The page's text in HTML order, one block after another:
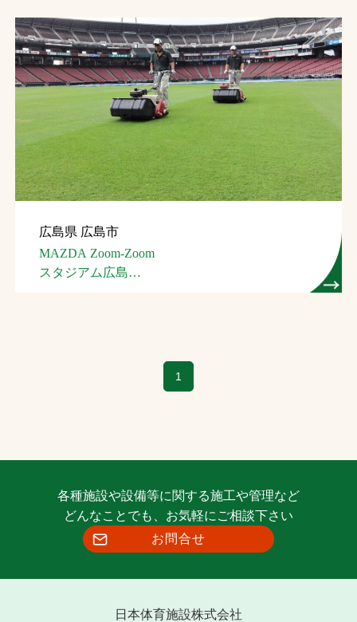
広島県 広島市
MAZDA Zoom-Zoom
スタジアム広島
1
各種施設や設備等に関する施工や管理など
どんなことでも、お気軽にご相談下さい
お問合せ
日本体育施設株式会社